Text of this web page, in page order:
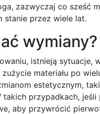
zazwyczaj co sześć
stanie przez wiele lat.
wymiany?
istnieją sytuacje,
materiału po
estetycznym,
przypadkach, jeśli
aby przywrócić